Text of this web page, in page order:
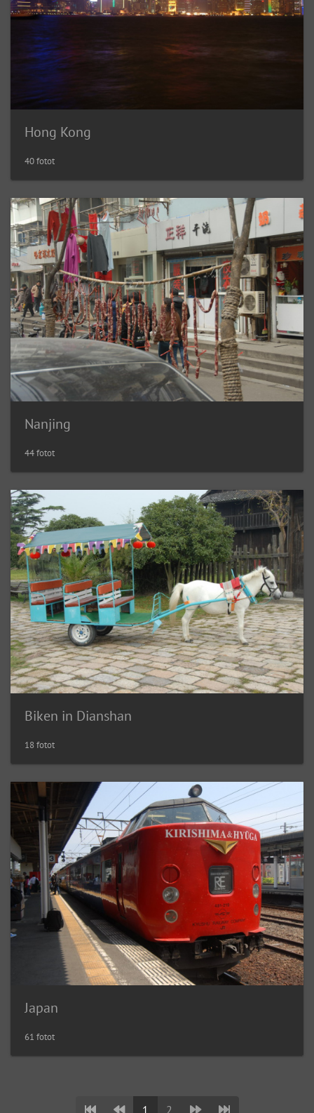
Hong Kong
40 fotot
Nanjing
44 fotot
Biken in Dianshan
18 fotot
Japan
61 fotot
1 2